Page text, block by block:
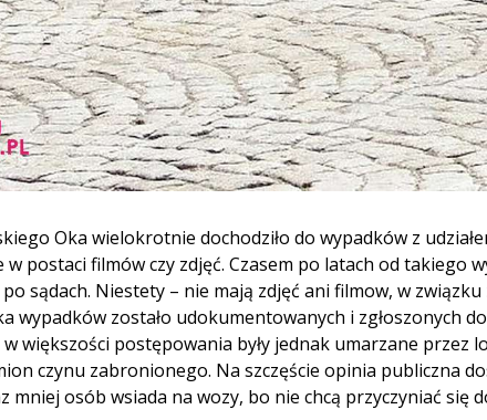
Oka wielokrotnie dochodziło do wypadków z
postaci filmów czy zdjęć. Czasem po latach od takiego
sądach. Niestety – nie mają zdjęć ani filmow, w
wypadków zostało udokumentowanych i zgłoszonych
większości postępowania były jednak umarzane
czynu zabronionego. Na szczęście opinia publiczna
mniej osób wsiada na wozy, bo nie chcą przyczyniać się